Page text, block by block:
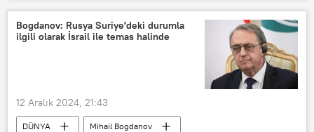
Hatay Valiliği
6 Şubat Kahramanmaraş depremi
ölüm yıldönümü
Bogdanov: Rusya Suriye'deki durumla
ilgili olarak İsrail ile temas halinde
12 Aralık 2024, 21:43
DÜNYA
Mihail Bogdanov